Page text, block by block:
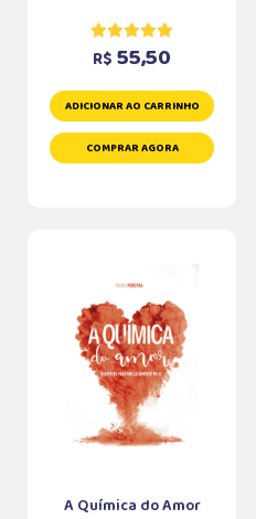
R$ 55,50
ADICIONAR AO CARRINHO
COMPRAR AGORA
A Química do Amor